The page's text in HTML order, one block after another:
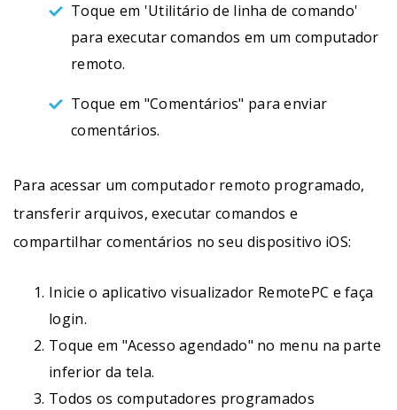
Toque em 'Utilitário de linha de comando'
para executar comandos em um computador
remoto.
Toque em "Comentários" para enviar
comentários.
Para acessar um computador remoto programado,
transferir arquivos, executar comandos e
compartilhar comentários no seu dispositivo iOS:
Inicie o aplicativo visualizador RemotePC e faça
login.
Toque em "Acesso agendado" no menu na parte
inferior da tela.
Todos os computadores programados